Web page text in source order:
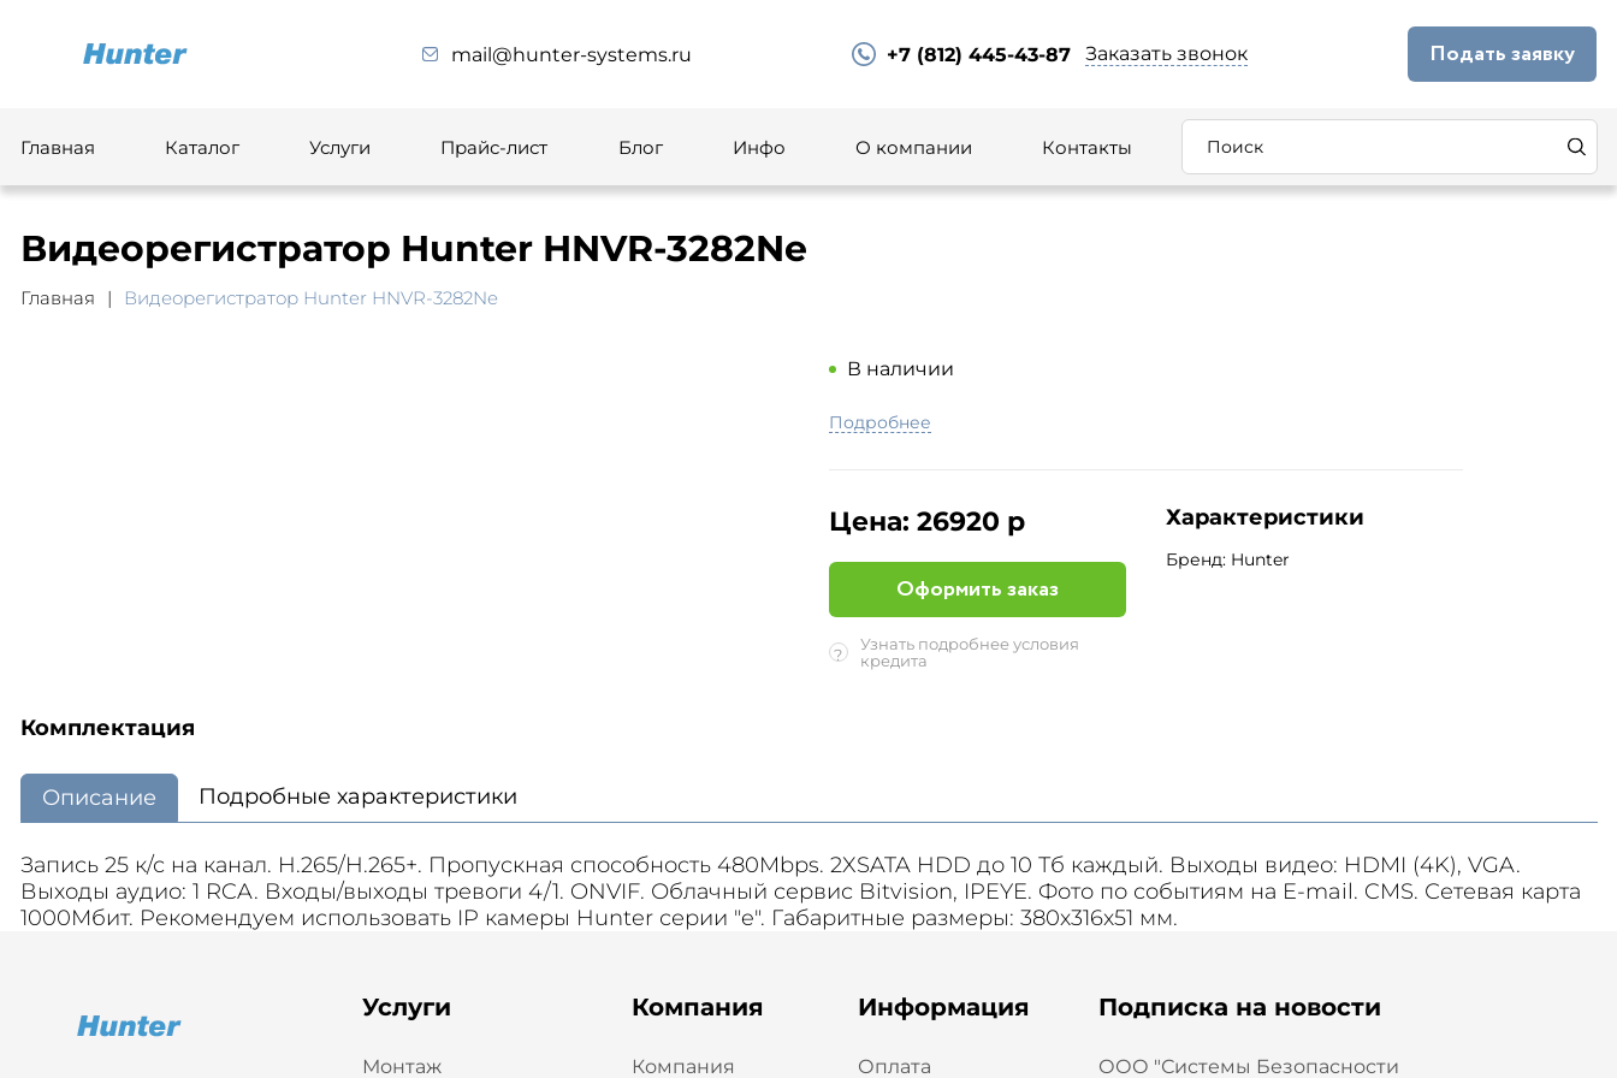
mail@hunter-systems.ru +7 (812) 445-43-87 Заказать звонок Подать заявку
Главная Каталог Услуги Прайс-лист Блог Инфо О компании Контакты
Видеорегистратор Hunter HNVR-3282Ne
Главная Видеорегистратор Hunter HNVR-3282Ne
В наличии
Подробнее
Цена: 26920 р
Оформить заказ
?
Узнать подробнее условия
кредита
Характеристики
Бренд: Hunter
Комплектация
Описание Подробные характеристики
Запись 25 к/с на канал. H.265/H.265+. Пропускная способность 480Mbps. 2XSATA HDD до 10 Тб каждый. Выходы видео: HDMI (4K), VGA.
Выходы аудио: 1 RCA. Входы/выходы тревоги 4/1. ONVIF. Облачный сервис Bitvision, IPEYE. Фото по событиям на E-mail. CMS. Сетевая карта
1000Мбит. Рекомендуем использовать IP камеры Hunter серии "e". Габаритные размеры: 380х316х51 мм.
Услуги
Монтаж
Компания
Компания
Информация
Оплата
Подписка на новости
ООО "Системы Безопасности